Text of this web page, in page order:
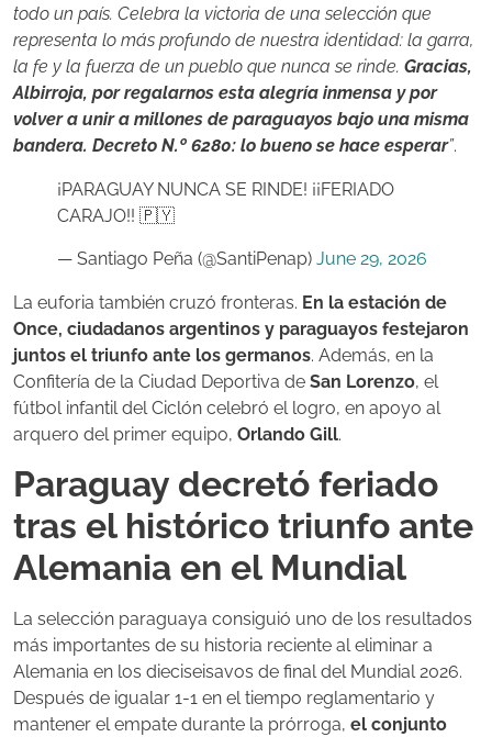
todo un país. Celebra la victoria de una selección que
representa lo más profundo de nuestra identidad: la garra,
la fe y la fuerza de un pueblo que nunca se rinde. Gracias,
Albirroja, por regalarnos esta alegría inmensa y por
volver a unir a millones de paraguayos bajo una misma
bandera. Decreto N.º 6280: lo bueno se hace esperar”.
¡PARAGUAY NUNCA SE RINDE! ¡¡FERIADO
CARAJO!! 🇵🇾
— Santiago Peña (@SantiPenap) June 29, 2026
La euforia también cruzó fronteras. En la estación de
Once, ciudadanos argentinos y paraguayos festejaron
juntos el triunfo ante los germanos. Además, en la
Confitería de la Ciudad Deportiva de San Lorenzo, el
fútbol infantil del Ciclón celebró el logro, en apoyo al
arquero del primer equipo, Orlando Gill.
Paraguay decretó feriado
tras el histórico triunfo ante
Alemania en el Mundial
La selección paraguaya consiguió uno de los resultados
más importantes de su historia reciente al eliminar a
Alemania en los dieciseisavos de final del Mundial 2026.
Después de igualar 1-1 en el tiempo reglamentario y
mantener el empate durante la prórroga, el conjunto